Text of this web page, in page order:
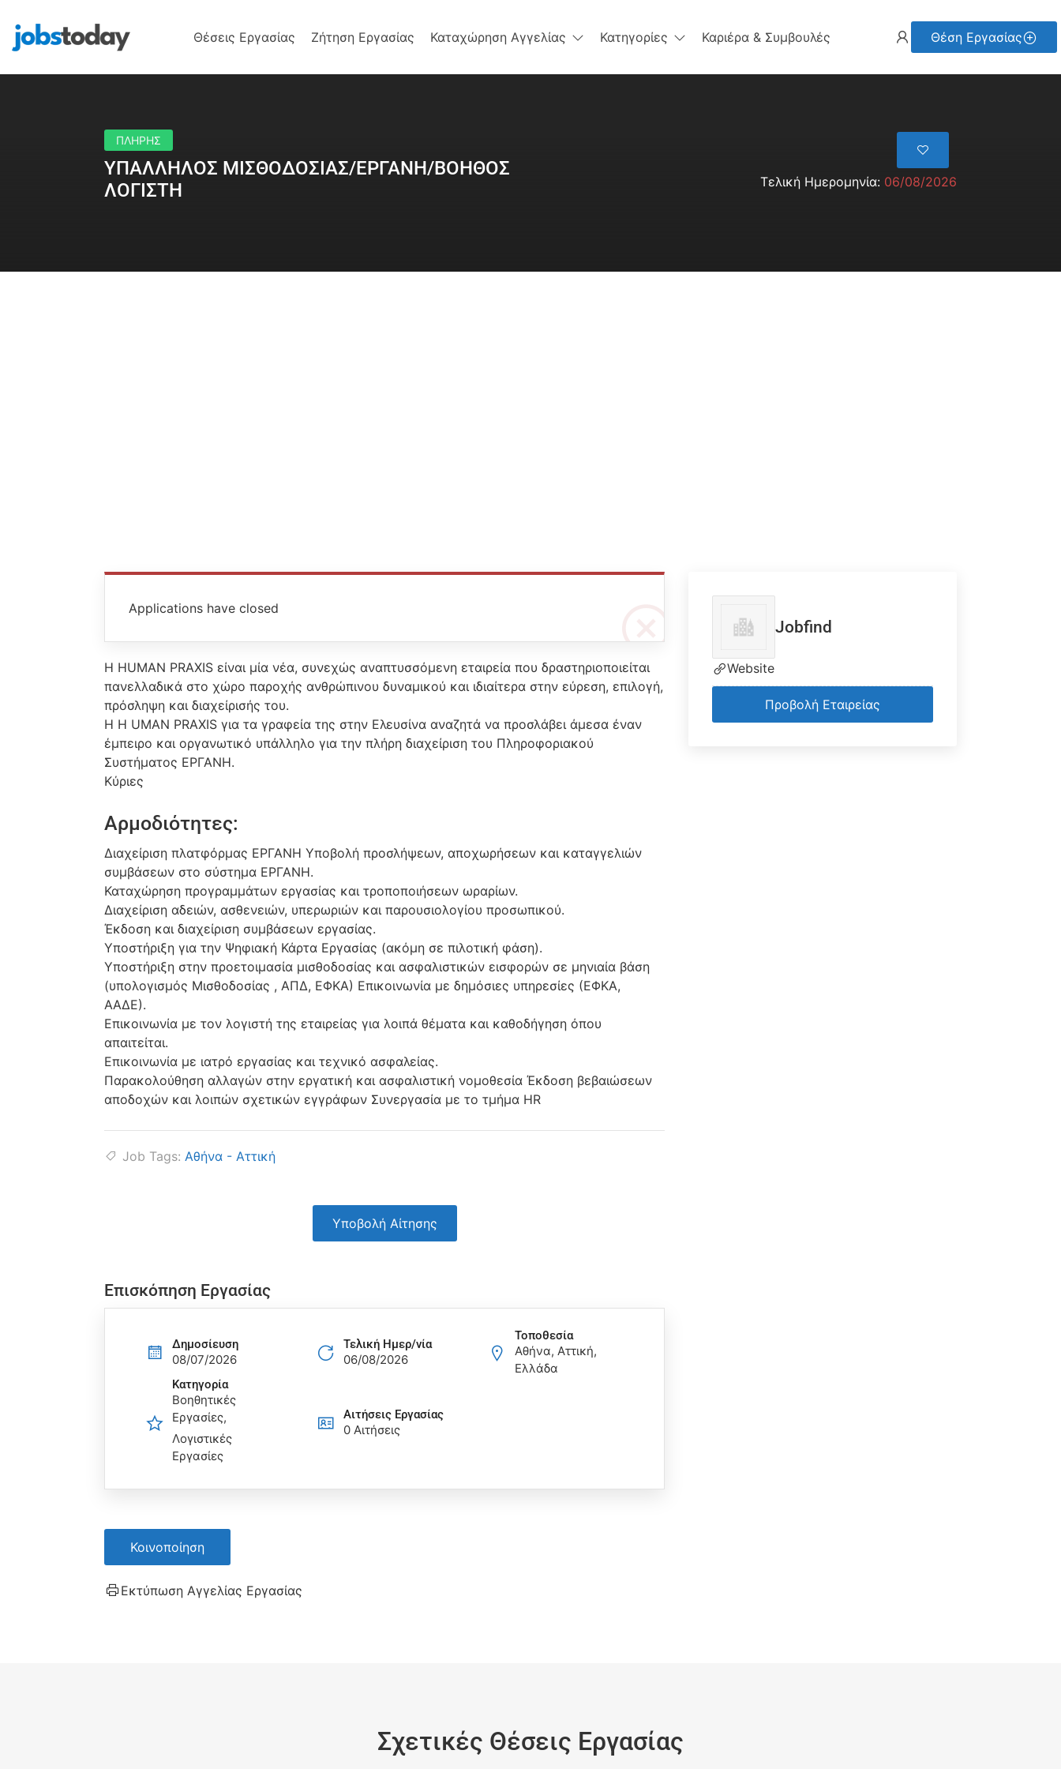
Θέσεις Εργασίας Ζήτηση Εργασίας Καταχώρηση Αγγελίας Κατηγορίες Καριέρα & Συμβουλές Θέση Εργασίας
ΠΛΗΡΗΣ
ΥΠΑΛΛΗΛΟΣ ΜΙΣΘΟΔΟΣΙΑΣ/ΕΡΓΑΝΗ/ΒΟΗΘΟΣ
ΛΟΓΙΣΤΗ
Τελική Ημερομηνία: 06/08/2026
Applications have closed
Η HUMAN PRAXIS είναι μία νέα, συνεχώς αναπτυσσόμενη εταιρεία που δραστηριοποιείται
πανελλαδικά στο χώρο παροχής ανθρώπινου δυναμικού και ιδιαίτερα στην εύρεση, επιλογή,
πρόσληψη και διαχείρισής του.
Η H UMAN PRAXIS για τα γραφεία της στην Ελευσίνα αναζητά να προσλάβει άμεσα έναν
έμπειρο και οργανωτικό υπάλληλο για την πλήρη διαχείριση του Πληροφοριακού
Συστήματος ΕΡΓΑΝΗ.
Κύριες
Αρμοδιότητες:
Διαχείριση πλατφόρμας ΕΡΓΑΝΗ Υποβολή προσλήψεων, αποχωρήσεων και καταγγελιών
συμβάσεων στο σύστημα ΕΡΓΑΝΗ.
Καταχώρηση προγραμμάτων εργασίας και τροποποιήσεων ωραρίων.
Διαχείριση αδειών, ασθενειών, υπερωριών και παρουσιολογίου προσωπικού.
Έκδοση και διαχείριση συμβάσεων εργασίας.
Υποστήριξη για την Ψηφιακή Κάρτα Εργασίας (ακόμη σε πιλοτική φάση).
Υποστήριξη στην προετοιμασία μισθοδοσίας και ασφαλιστικών εισφορών σε μηνιαία βάση
(υπολογισμός Μισθοδοσίας , ΑΠΔ, ΕΦΚΑ) Επικοινωνία με δημόσιες υπηρεσίες (ΕΦΚΑ,
ΑΑΔΕ).
Επικοινωνία με τον λογιστή της εταιρείας για λοιπά θέματα και καθοδήγηση όπου
απαιτείται.
Επικοινωνία με ιατρό εργασίας και τεχνικό ασφαλείας.
Παρακολούθηση αλλαγών στην εργατική και ασφαλιστική νομοθεσία Έκδοση βεβαιώσεων
αποδοχών και λοιπών σχετικών εγγράφων Συνεργασία με το τμήμα HR
Job Tags: Αθήνα - Αττική
Υποβολή Αίτησης
Επισκόπηση Εργασίας
Δημοσίευση
08/07/2026
Τελική Ημερ/νία
06/08/2026
Τοποθεσία
Αθήνα, Αττική,
Ελλάδα
Κατηγορία
Βοηθητικές
Εργασίες
Λογιστικές
Εργασίες
Αιτήσεις Eργασίας
0 Αιτήσεις
Κοινοποίηση
Εκτύπωση Αγγελίας Εργασίας
Jobfind
Website
Προβολή Εταιρείας
Σχετικές Θέσεις Εργασίας